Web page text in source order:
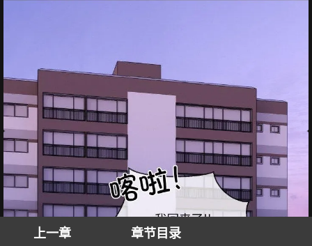
上一章 章节目录